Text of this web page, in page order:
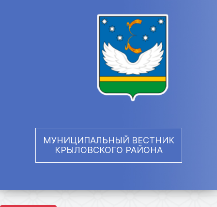
МУНИЦИПАЛЬНЫЙ ВЕСТНИК
КРЫЛОВСКОГО РАЙОНА